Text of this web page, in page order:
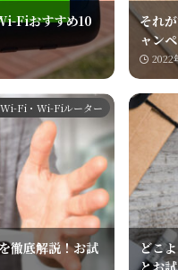
Fiおすすめ10
それ
ャン
2022
Wi-Fi・Wi-Fiルーター
徹底解説！お試
どこ
とお